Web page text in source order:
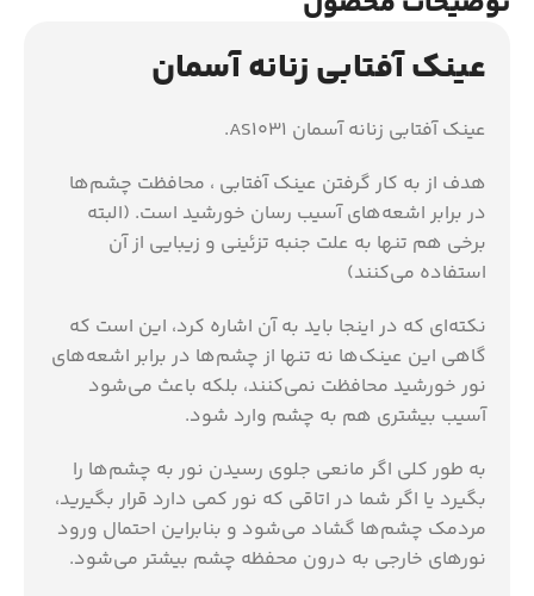
عینک آفتابی زنانه آسمان
عینک آفتابی زنانه آسمان AS1031.
هدف از به كار گرفتن عینک آفتابی ، محافظت چشم‌ها
در برابر اشعه‌های آسیب‌ رسان خورشید است‏‏‏. ‏‏‏(البته
برخی هم تنها به علت جنبه تزئینی و زیبایی از آن
استفاده می‌كنند‏‏‏)
نكته‌ای‌ كه در اینجا باید به آن اشاره كرد، این است كه
گاهی این عینك‌ها نه تنها از چشم‌ها در برابر اشعه‌های
نور خورشید محافظت نمی‌كنند، بلكه باعث می‌شود
آسیب بیشتری هم به چشم وارد شود‏‏‏.‏‏‏
به طور كلی اگر مانعی جلوی رسیدن نور به چشم‌ها را
بگیرد یا اگر شما در اتاقی كه نور كمی دارد قرار بگیرید،
مردمك چشم‌ها گشاد می‌شود و بنابراین احتمال ورود
نورهای خارجی به درون محفظه چشم بیشتر می‌شود‏‏‏.‏‏‏